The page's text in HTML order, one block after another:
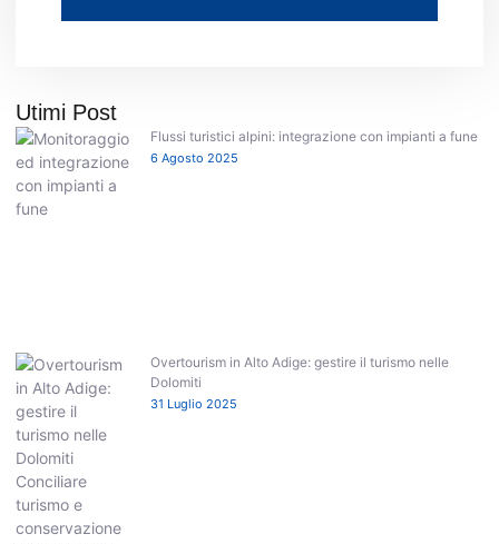
Utimi Post
Flussi turistici alpini: integrazione con impianti a fune
6 Agosto 2025
Overtourism in Alto Adige: gestire il turismo nelle
Dolomiti
31 Luglio 2025